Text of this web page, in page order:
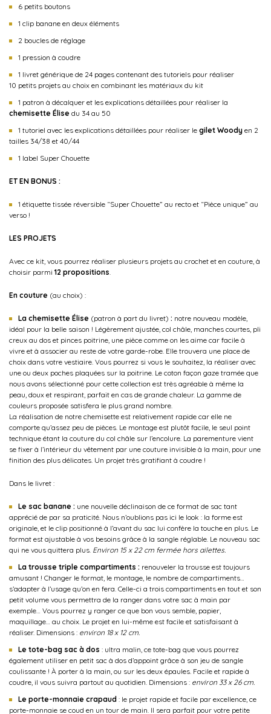
6 petits boutons
1 clip banane en deux éléments
2 boucles de réglage
1 pression à coudre
1 livret générique de 24 pages contenant des tutoriels pour réaliser
10 petits projets au choix en combinant les matériaux du kit
1 patron à décalquer et les explications détaillées pour réaliser la
chemisette Élise du 34 au 50
1 tutoriel avec les explications détaillées pour réaliser le gilet Woody en 2
tailles 34/38 et 40/44
1 label Super Chouette
ET EN BONUS :
1 étiquette tissée réversible “Super Chouette” au recto et “Pièce unique” au
verso !
LES PROJETS
Avec ce kit, vous pourrez réaliser plusieurs projets au crochet et en couture, à
choisir parmi 12 propositions
En couture (au choix) :
La chemisette Élise (patron à part du livret) : notre nouveau modèle,
idéal pour la belle saison ! Légèrement ajustée, col châle, manches courtes, pli
creux au dos et pinces poitrine, une pièce comme on les aime car facile à
vivre et à associer au reste de votre garde-robe. Elle trouvera une place de
choix dans votre vestiaire. Vous pourrez si vous le souhaitez, la réaliser avec
une ou deux poches plaquées sur la poitrine. Le coton façon gaze tramée que
nous avons sélectionné pour cette collection est très agréable à même la
peau, doux et respirant, parfait en cas de grande chaleur. La gamme de
couleurs proposée satisfera le plus grand nombre.
La réalisation de notre chemisette est relativement rapide car elle ne
comporte qu’assez peu de pièces. Le montage est plutôt facile, le seul point
technique étant la couture du col châle sur l’encolure. La parementure vient
se fixer à l’intérieur du vêtement par une couture invisible à la main, pour une
finition des plus délicates. Un projet très gratifiant à coudre !
Dans le livret :
Le sac banane : une nouvelle déclinaison de ce format de sac tant
apprécié de par sa praticité. Nous n’oublions pas ici le look : la forme est
originale, et le clip positionné à l’avant du sac lui confère la touche en plus. Le
format est ajustable à vos besoins grâce à la sangle réglable. Le nouveau sac
qui ne vous quittera plus. Environ 15 x 22 cm fermée hors ailettes.
La trousse triple compartiments : renouveler la trousse est toujours
amusant ! Changer le format, le montage, le nombre de compartiments…
s’adapter à l’usage qu’on en fera. Celle-ci a trois compartiments en tout et son
petit volume vous permettra de la ranger dans votre sac à main par
exemple… Vous pourrez y ranger ce que bon vous semble, papier,
maquillage… au choix. Le projet en lui-même est facile et satisfaisant à
réaliser. Dimensions : environ 18 x 12 cm.
Le tote-bag sac à dos : ultra malin, ce tote-bag que vous pourrez
également utiliser en petit sac à dos d’appoint grâce à son jeu de sangle
coulissante ! À porter à la main, ou sur les deux épaules. Facile et rapide à
coudre, il vous suivra partout au quotidien. Dimensions : environ 33 x 26 cm.
Le porte-monnaie crapaud : le projet rapide et facile par excellence, ce
porte-monnaie se coud en un tour de main. Il sera parfait pour votre petite